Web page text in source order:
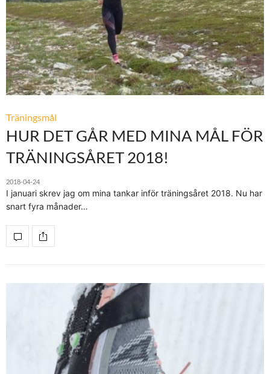
Träningsmål
HUR DET GÅR MED MINA MÅL FÖR
TRÄNINGSÅRET 2018!
2018-04-24
I januari skrev jag om mina tankar inför träningsåret 2018. Nu har
snart fyra månader…